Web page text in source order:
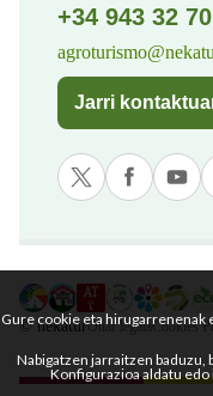
+34 943 32
Jarri
© nekaturOhar legala Cookies
Gure cookie eta hirugarrenenak
Nabigatzen jarraitzen
Konfigurazioa aldatu